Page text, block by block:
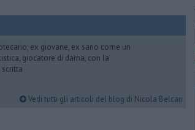
ex giovane, ex sano come un
giocatore di dama, con la
Vedi tutti gli articoli del blog di Nicola Belcari